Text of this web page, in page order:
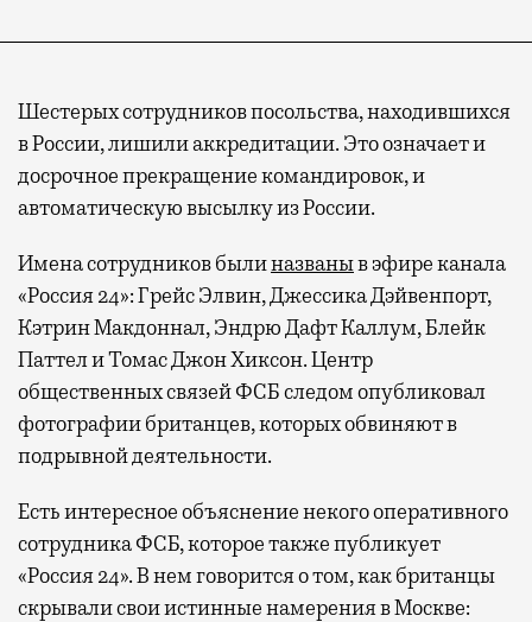
Шестерых сотрудников посольства, находившихся
в России, лишили аккредитации. Это означает и
досрочное прекращение командировок, и
автоматическую высылку из России.
Имена сотрудников былиназваныв эфире канала
«Россия 24»: Грейс Элвин, Джессика Дэйвенпорт,
Кэтрин Макдоннал, Эндрю Дафт Каллум, Блейк
Паттел и Томас Джон Хиксон. Центр
общественных связей ФСБ следом опубликовал
фотографии британцев, которых обвиняют в
подрывной деятельности.
Есть интересное объяснение некого оперативного
сотрудника ФСБ, которое также публикует
«Россия 24». В нем говорится о том, как британцы
скрывали свои истинные намерения в Москве: